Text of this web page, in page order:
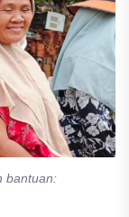
bantuan: